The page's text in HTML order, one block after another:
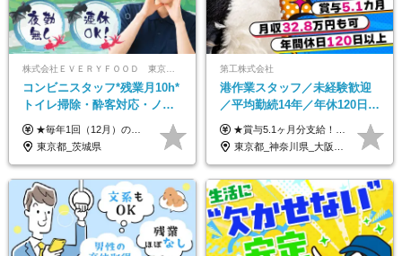
株式会社ＥＶＥＲＹＦＯＯＤ 東京本社
コンビニスタッフ*残業月10h*
トイレ掃除・酔客対応・ノル
マ一切無し*完全週休2日制*コ
ンビニ経験者優遇
★毎年1回（12月）の昇給＋賞与（年2回）で給与にしっかり反映！ ★未経験から月給26万円スタート！ 月給26万円＋賞与年2回＋交通費全額支給 ※リーダー・店長昇格後は基本給2万円UP＋役職手当支給 ※経験・スキルを考慮の上、決定します ※上記金額には固定残業代（21時間分・3万7300円以上）を含みます。超過分は別途全額支給します ※試用期間3ヶ月間あり（期間中の給与・待遇に差異はありません）
東京都_茨城県
第工株式会社
港作業スタッフ／未経験歓迎
／平均勤続14年／年休120日以
上／食事手当・家族手当あり
／賞与5.1ヶ月分
★賞与5.1ヶ月分支給！ ★入社3年目・30代で年収730万円の先輩も活躍中！ ★入社1年目・20代で月収29万円の実績あり 月給：22.5万円～30.5万円＋各種手当＋賞与年2回＋残業代全額支給 ※経験・能力などを考慮のうえ決定します ※上記月給には食事手当(5000円／月）を含みます ※残業代は分単位で100％支給いたします ※試用期間3ヶ月。その間の給与・待遇に差異はありません 【月収例】 ◆33.5万円／31歳 入社7か月 ◆38.5万円／32歳 入社1年目 ◆48.4万円／44歳 入社12年目 ※経験・能力などを考慮のうえ決定 ※月収・給与例には休日手当も含みます 【手当詳細】 ◆交通費規定支給（上限3万5000円／月） ◆時間外手当全額支給 ◆休日出勤手当 ◆港湾住宅あり（1R・2万円台～） ◆資格取得支援制度：全額負担 ◆地域手当：関東地区1万円／月
東京都_神奈川県_大阪府_愛知県_兵庫県